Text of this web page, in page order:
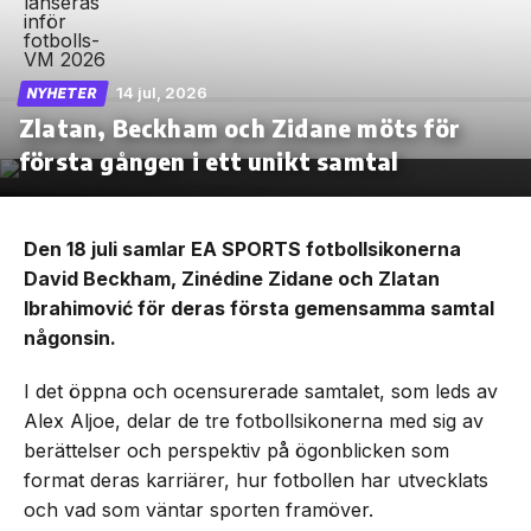
NYHETER 14 jul, 2026
Zlatan, Beckham och Zidane möts för
första gången i ett unikt samtal
Den 18 juli samlar EA SPORTS fotbollsikonerna
David Beckham, Zinédine Zidane och Zlatan
Ibrahimović för deras första gemensamma samtal
någonsin.
I det öppna och ocensurerade samtalet, som leds av
Alex Aljoe, delar de tre fotbollsikonerna med sig av
berättelser och perspektiv på ögonblicken som
format deras karriärer, hur fotbollen har utvecklats
och vad som väntar sporten framöver.